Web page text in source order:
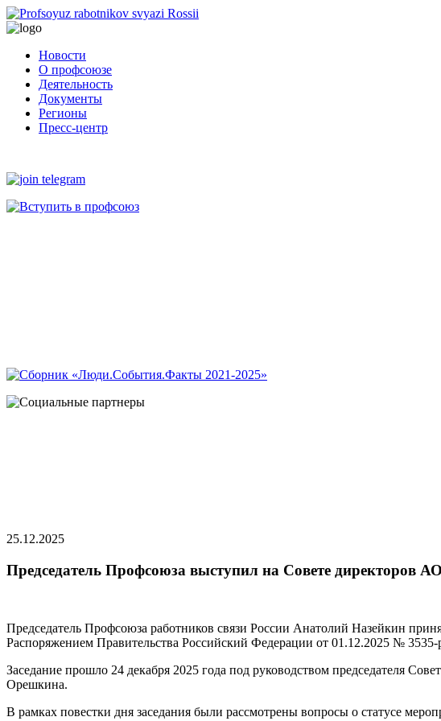
Новости
О профсоюзе
Деятельность
Документы
Регионы
Пресс-центр
25.12.2025
Председатель Профсоюза выступил на Совете директоров
Председатель Профсоюза работников связи России Анатолий Назейкин
Распоряжением Правительства Российский Федерации от 01.12.2025 № 3535-
Заседание прошло 24 декабря 2025 года под руководством председателя
Орешкина.
В рамках повестки дня заседания были рассмотрены вопросы о статусе